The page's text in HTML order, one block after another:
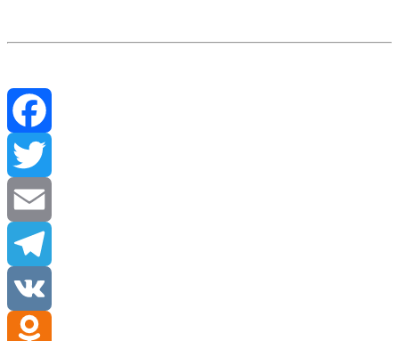
Facebook
Twitter
Email
Telegram
VK